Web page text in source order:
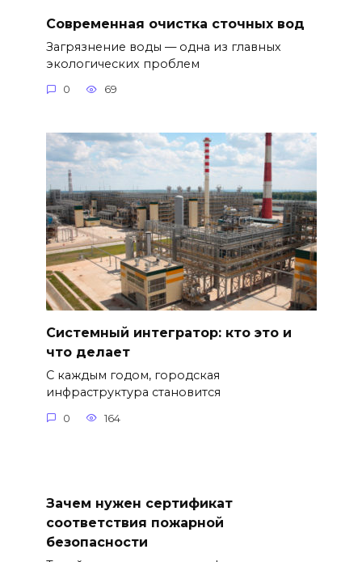
Современная очистка сточных вод
Загрязнение воды — одна из главных
экологических проблем
0 69
Системный интегратор: кто это и
что делает
С каждым годом, городская
инфраструктура становится
0 164
Зачем нужен сертификат
соответствия пожарной
безопасности